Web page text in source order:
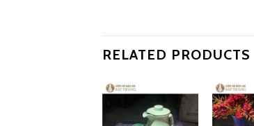
RELATED PRODUCTS